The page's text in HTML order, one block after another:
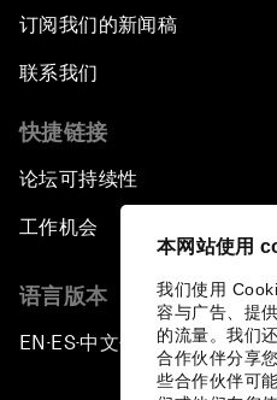
本网站使用
我们使用
容与广告、提
的流量。我们
合作伙伴分享
些合作伙伴可
订阅我们的新闻稿
联系我们
快捷链接
论坛可持续性
工作机会
语言版本
EN ▪ ES▪中文▪ 日本語